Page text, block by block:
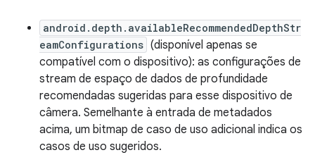
android.depth.availableRecommendedDepthStr
eamConfigurations (disponível apenas se
compatível com o dispositivo): as configurações de
stream de espaço de dados de profundidade
recomendadas sugeridas para esse dispositivo de
câmera. Semelhante à entrada de metadados
acima, um bitmap de caso de uso adicional indica os
casos de uso sugeridos.